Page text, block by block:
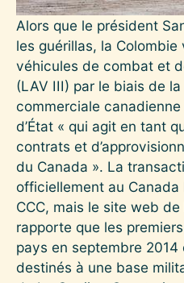
Alors que le président
les guérillas, la
véhicules de combat et
(LAV III) par le biais de
commerciale
d’État « qui agit en tant
contrats et
du Canada ». La
officiellement au
CCC, mais le site web
rapporte que les
pays en septembre
destinés à une base